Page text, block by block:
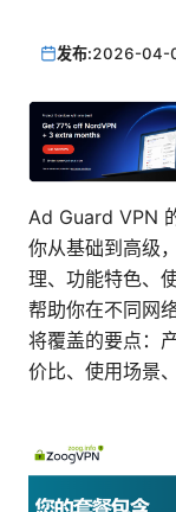
发布:2026-04-
Ad Guard VPN
你从基础到高级
理、功能特色、
帮助你在不同网
将覆盖的要点：
价比、使用场景